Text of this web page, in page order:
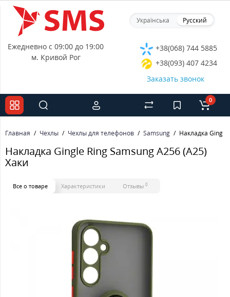
Українська Русский
Ежедневно с 09:00 до 19:00
м. Кривой Рог
+38(068) 744 5885
+38(093) 407 4234
Заказать звонок
0
Главная Чехлы Чехлы для телефонов Samsung Накладка Gingle
Накладка Gingle Ring Samsung A256 (A25)
Хаки
Все о товаре Характеристики Отзывы 0